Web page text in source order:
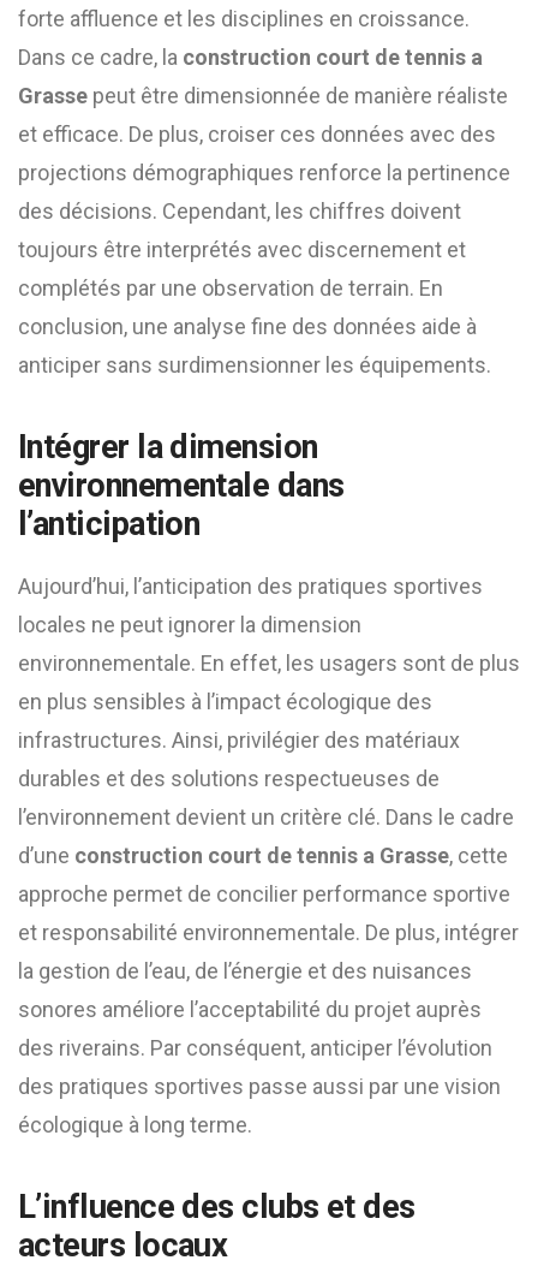
forte affluence et les disciplines en croissance.
Dans ce cadre, la construction court de tennis a
Grasse peut être dimensionnée de manière réaliste
et efficace. De plus, croiser ces données avec des
projections démographiques renforce la pertinence
des décisions. Cependant, les chiffres doivent
toujours être interprétés avec discernement et
complétés par une observation de terrain. En
conclusion, une analyse fine des données aide à
anticiper sans surdimensionner les équipements.
Intégrer la dimension
environnementale dans
l’anticipation
Aujourd’hui, l’anticipation des pratiques sportives
locales ne peut ignorer la dimension
environnementale. En effet, les usagers sont de plus
en plus sensibles à l’impact écologique des
infrastructures. Ainsi, privilégier des matériaux
durables et des solutions respectueuses de
l’environnement devient un critère clé. Dans le cadre
d’une construction court de tennis a Grasse, cette
approche permet de concilier performance sportive
et responsabilité environnementale. De plus, intégrer
la gestion de l’eau, de l’énergie et des nuisances
sonores améliore l’acceptabilité du projet auprès
des riverains. Par conséquent, anticiper l’évolution
des pratiques sportives passe aussi par une vision
écologique à long terme.
L’influence des clubs et des
acteurs locaux